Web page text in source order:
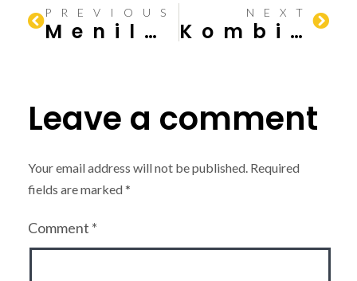
PREVIOUS
Menilai Kondisi Tanah: Langkah Awal Desain Pondasi yang Sukses
NEXT
Kombinasi Baja dengan Hebel dalam Proses Pembangunan Gedung
Leave a comment
Your email address will not be published. Required
fields are marked*
Comment *